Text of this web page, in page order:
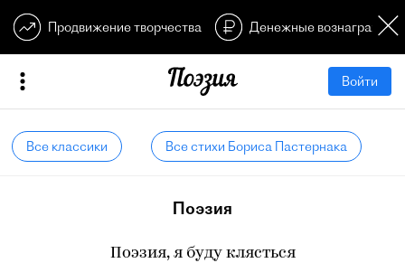
Продвижение творчества Денежные
Войти
Все классики Все стихи Бориса Пастернака
Поэзия
Поэзия, я буду клясться